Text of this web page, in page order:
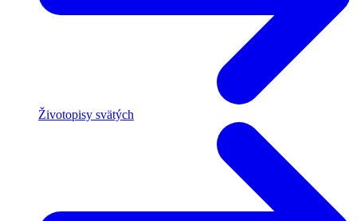
Životopisy svätých